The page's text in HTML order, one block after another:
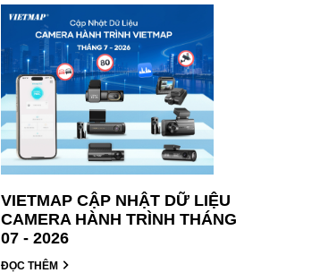
VIETMAP CẬP NHẬT DỮ LIỆU
CAMERA HÀNH TRÌNH THÁNG
07 - 2026
ĐỌC THÊM